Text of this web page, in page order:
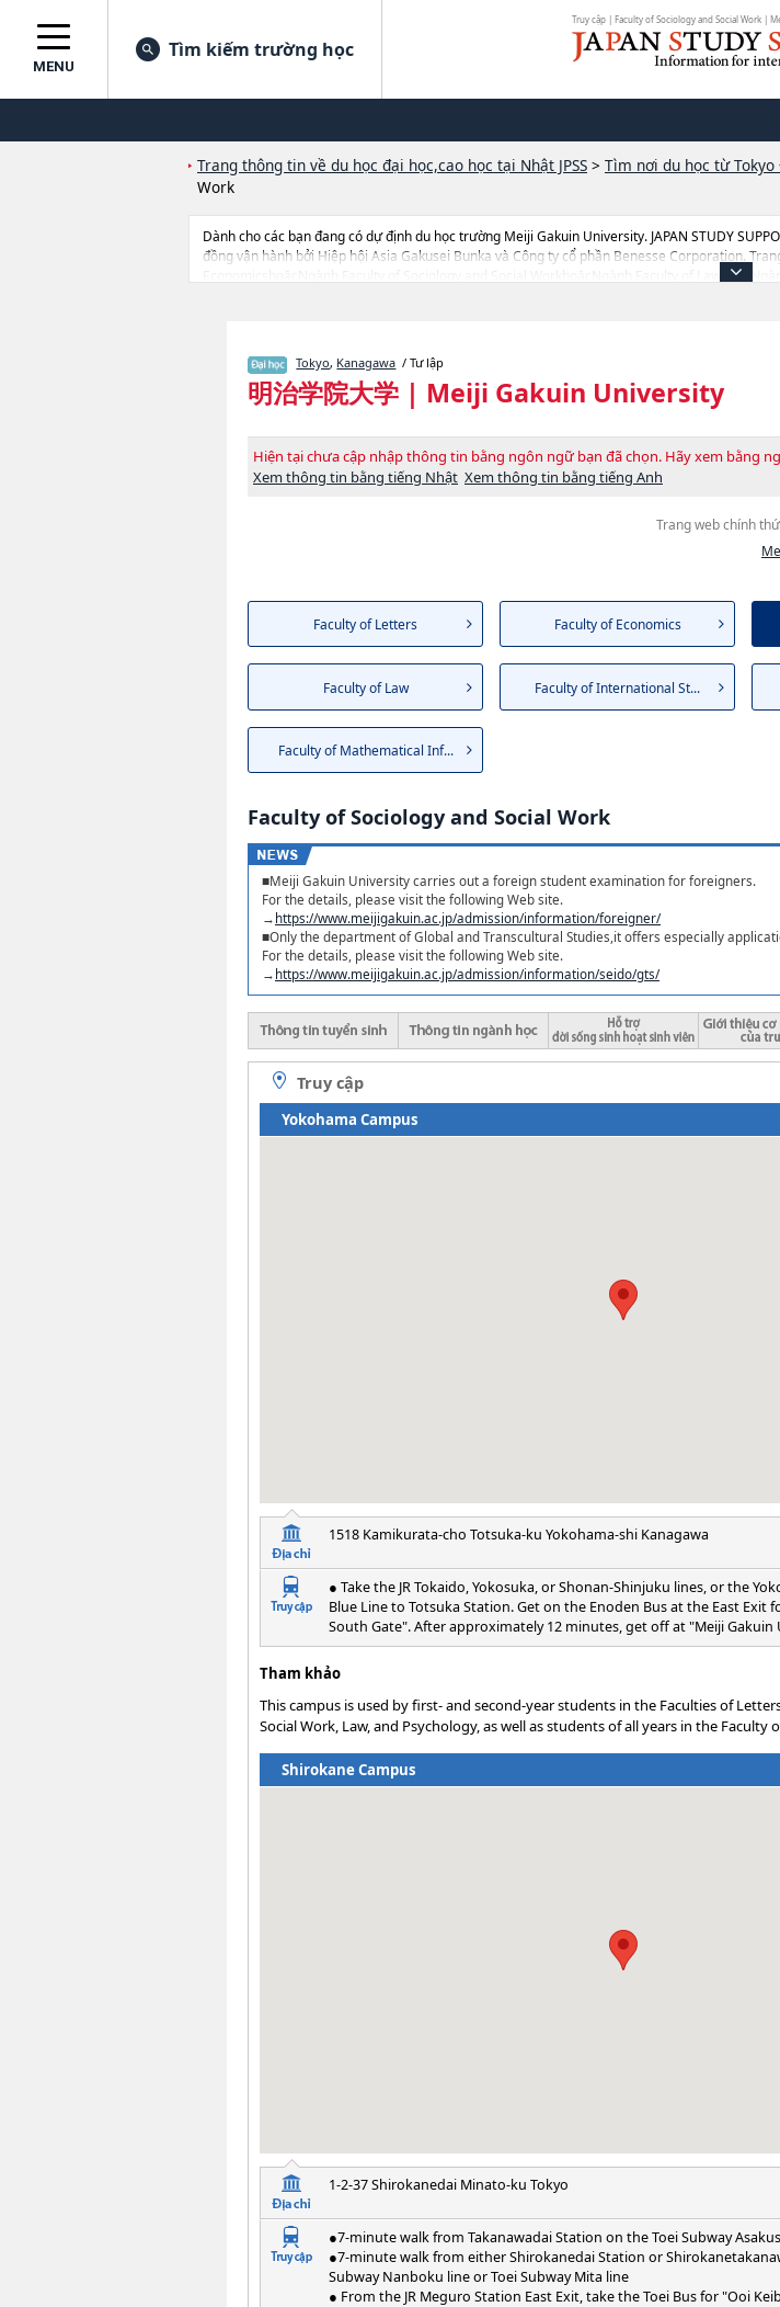
Truy cập | Faculty of Sociology and Social Work |
MENU
Tìm kiếm trường học
Trang thông tin về du học đại học,cao học tại Nhật JPSS > Tìm nơi du học từ Tokyo
Work
Dành cho các bạn đang có dự định du học trường Meiji Gakuin University. JAPAN STUDY
đồng vận hành bởi Hiệp hội Asia Gakusei Bunka và Công ty cổ phần Benesse Corporation.
EconomicshoặcNgành Faculty of Sociology and Social WorkhoặcNgành Faculty of
Tokyo, Kanagawa / Tư lập
明治学院大学 | Meiji Gakuin University
Hiện tại chưa cập nhập thông tin bằng ngôn ngữ bạn đã chọn. Hãy xem bằng
Xem thông tin bằng tiếng Nhật Xem thông tin bằng tiếng Anh
Trang web chính
Faculty of Letters Faculty of Economics
Faculty of Law Faculty of International St...
Faculty of Mathematical Inf...
Faculty of Sociology and Social Work
■Meiji Gakuin University carries out a foreign student examination for foreigners.
For the details, please visit the following Web site.
→https://www.meijigakuin.ac.jp/admission/information/foreigner/
■Only the department of Global and Transcultural Studies,it offers especially
For the details, please visit the following Web site.
→https://www.meijigakuin.ac.jp/admission/information/seido/gts/
Truy cập
Yokohama Campus
1518 Kamikurata-cho Totsuka-ku Yokohama-shi Kanagawa
● Take the JR Tokaido, Yokosuka, or Shonan-Shinjuku lines, or the
Blue Line to Totsuka Station. Get on the Enoden Bus at the East Exit
South Gate". After approximately 12 minutes, get off at "Meiji Gakuin
Tham khảo
This campus is used by first- and second-year students in the Faculties of
Social Work, Law, and Psychology, as well as students of all years in the Faculty
Shirokane Campus
1-2-37 Shirokanedai Minato-ku Tokyo
●7-minute walk from Takanawadai Station on the Toei Subway
●7-minute walk from either Shirokanedai Station or
Subway Nanboku line or Toei Subway Mita line
● From the JR Meguro Station East Exit, take the Toei Bus for "Ooi